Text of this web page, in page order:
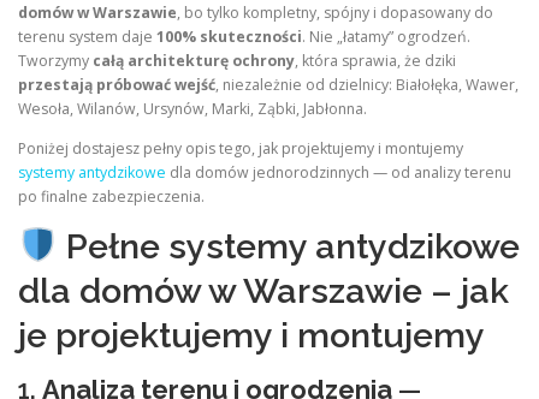
KONTAKT
domów w Warszawie, bo tylko kompletny, spójny i dopasowany do
terenu system daje 100% skuteczności. Nie „łatamy” ogrodzeń.
Tworzymy całą architekturę ochrony, która sprawia, że dziki
przestają próbować wejść, niezależnie od dzielnicy: Białołęka, Wawer,
Wesoła, Wilanów, Ursynów, Marki, Ząbki, Jabłonna.
Poniżej dostajesz pełny opis tego, jak projektujemy i montujemy
systemy antydzikowe dla domów jednorodzinnych — od analizy terenu
po finalne zabezpieczenia.
Pełne systemy antydzikowe
dla domów w Warszawie – jak
je projektujemy i montujemy
1. Analiza terenu i ogrodzenia —